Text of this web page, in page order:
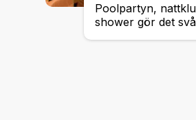
Poolpartyn,
shower gör det